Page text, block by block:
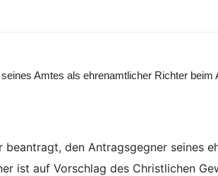
Amtes als ehrenamtlicher Richter beim
beantragt, den Antragsgegner seines
ist auf Vorschlag des Christlichen